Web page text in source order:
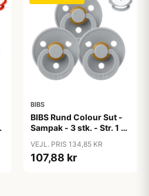
BIBS
BIBS Rund Colour Sut -
Sampak - 3 stk. - Str. 1 -
VEJL. PRIS 134,85 KR
107,88 kr